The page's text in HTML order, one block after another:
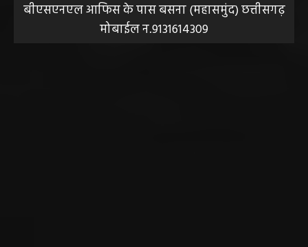
बीएसएनएल आफिस के पास बसना (महासमुंद) छत्तीसगढ़
मोबाईल न.9131614309